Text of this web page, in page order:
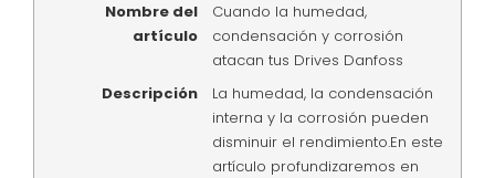
Nombre del
artículo
Cuando la humedad,
condensación y corrosión
atacan tus Drives Danfoss
Descripción
La humedad, la condensación
interna y la corrosión pueden
disminuir el rendimiento.En este
artículo profundizaremos en